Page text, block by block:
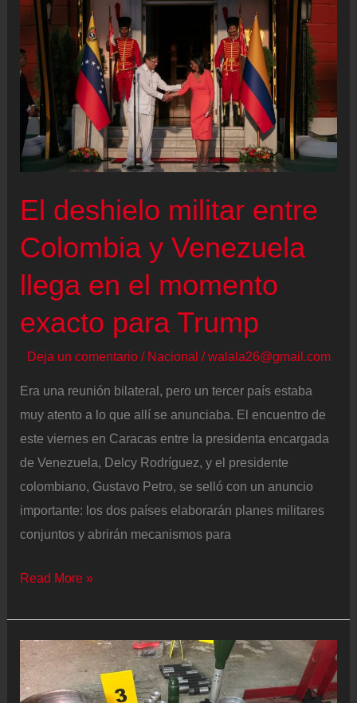
Cruz
Roja
advierte
de
que
la
situación
por
conflicto
Colombia
es
la
de
la
última
década
El deshielo militar entre
Colombia y Venezuela
llega en el momento
exacto para Trump
Deja un comentario / Nacional /walala26@gmail.com
Era una reunión bilateral, pero un tercer país estaba
muy atento a lo que allí se anunciaba. El encuentro de
este viernes en Caracas entre la presidenta encargada
de Venezuela, Delcy Rodríguez, y el presidente
colombiano, Gustavo Petro, se selló con un anuncio
importante: los dos países elaborarán planes militares
conjuntos y abrirán mecanismos para
El
militar
entre
Colombia
y
Read More »